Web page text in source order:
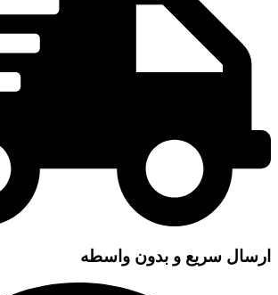
ارسال سریع و بدون واسطه